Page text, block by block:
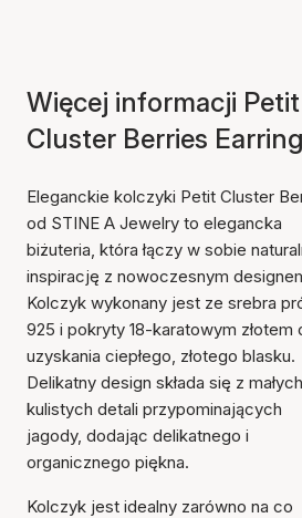
Więcej informacji Petit
Cluster Berries Earring
Eleganckie kolczyki Petit Cluster
od STINE A Jewelry to elegancka
biżuteria, która łączy w sobie
inspirację z nowoczesnym
Kolczyk wykonany jest ze srebra
925 i pokryty 18-karatowym złotem
uzyskania ciepłego, złotego blasku.
Delikatny design składa się z
kulistych detali przypominających
jagody, dodając delikatnego i
organicznego piękna.
Kolczyk jest idealny zarówno na co